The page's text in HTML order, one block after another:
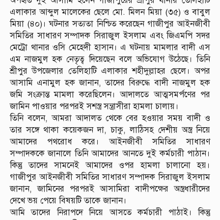
এলাকার আব্দুল মালেকের ছেলে মো. মিলন মিয়া (৩৫) ও বাবুল
মিয়া (৪০)। ঘটনার সত্যতা নিশ্চিত করেছেন গাজীপুর আইনজীবী
সমিতির সাধারণ সম্পাদক সিরাজুল ইসলাম এবং জিএমপি সদর
মেট্রো থানার ওসি মেহেদী হাসান। এ ঘটনায় মামলার বাদী এস
এম নাজমুল হক নেতৃত্ব দিয়েছেন বলে অভিযোগ উঠেছে। তিনি
শ্রীপুর উপজেলার তেলিহাটি এলাকার শহীদুল্লাহর ছেলে। অপর
আসামি এনামুল হক জানান, তাদের বিরুদ্ধে বাদী নাজমুল হক
জমি সংক্রান্ত মামলা করেছিলেন। আদালতে আত্মসমর্পণের পর
জামিন পাওয়ার পরপরই সশস্ত্র সন্ত্রাসীরা হামলা চালায়।
তিনি বলেন, আমরা আদালত থেকে বের হওয়ার সময় বাদী ও
তার সঙ্গে থাকা কয়েকজন দা, চাকু, লাঠিসহ দেশীয় অস্ত্র নিয়ে
আমাদের পথরোধ করে। আইনজীবী সমিতির সাধারণ
সম্পাদককে জানালে তিনি আমাদের আনতে দুই কর্মচারী পাঠান।
কিন্তু তাদের সামনেই আমাদের ওপর হামলা চালানো হয়।
গাজীপুর আইনজীবী সমিতির সাধারণ সম্পাদক সিরাজুল ইসলাম
জানান, জামিনের পরপরই আসামিরা বাদীপক্ষের অস্ত্রধারীদের
দেখে ভয় পেয়ে বিষয়টি তাকে জানান।
আমি তাদের নিরাপদে নিয়ে আসতে কর্মচারী পাঠাই। কিন্তু